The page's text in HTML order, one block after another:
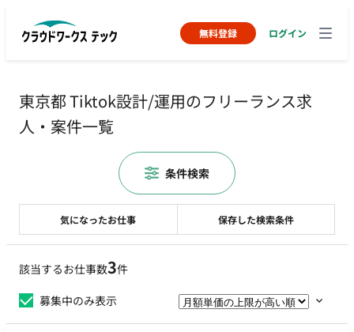
無料登録 ログイン
東京都 Tiktok設計/運用のフリーランス求
人・案件一覧
該当するお仕事数3件
募集中のみ表示
気になったお仕事 保存した検索条件
条件検索